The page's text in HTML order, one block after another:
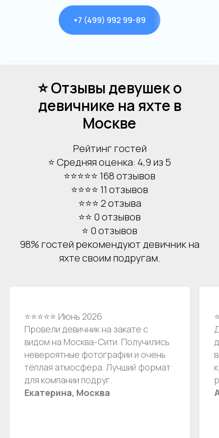
+7 (499) 992 99-89
⭐ Отзывы девушек о
девичнике на яхте в
Москве
Рейтинг гостей
⭐ Средняя оценка: 4,9 из 5
⭐⭐⭐⭐⭐ 168 отзывов
⭐⭐⭐⭐ 11 отзывов
⭐⭐⭐ 2 отзыва
⭐⭐ 0 отзывов
⭐ 0 отзывов
98% гостей рекомендуют девичник на
яхте своим подругам.
⭐⭐⭐⭐⭐ Июнь 2026
Провели девичник на закате с
видом на Москва-Сити. Получились
невероятные фотографии и очень
тёплая атмосфера. Лучший формат
для компании подруг.
Екатерина, Москва
Форма заявки
Я даю свое согласие на обработку
персональных данных
Отправить
Аренда теплоходов
Остались вопросы?
Я даю согласие на обработку моих
и подтверждаю, что
ознакомлен(а) сПолитикой обработки
персональных данных.